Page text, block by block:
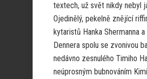
textech, už svět nikdy nebyl
Ojedinělý, pekelně znějící
kytaristů Hanka Shermanna
Dennera spolu se zvonivou
nedávno zesnulého Timiho
neúprosným bubnováním